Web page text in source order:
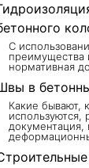
С
преимущества
нормативная
в
Какие бывают,
используются,
документация,